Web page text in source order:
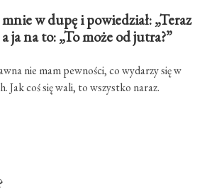
w dupę i powiedział: „Teraz
ja na to: „To może od jutra?”
nie mam pewności, co wydarzy się w
Jak coś się wali, to wszystko naraz.